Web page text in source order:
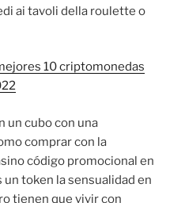
ai tavoli della roulette o
10 criptomonedas
un cubo con una
comprar con la
código promocional en
token la sensualidad en
tienen que vivir con